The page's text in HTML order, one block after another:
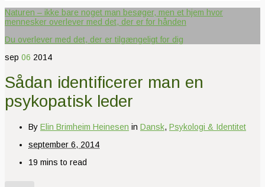
Naturen – ikke bare noget man besøger, men et hjem hvor
mennesker overlever med det, der er for hånden
Du overlever med det, der er tilgængeligt for dig
sep 06 2014
Sådan identificerer man en
psykopatisk leder
By Elin Brimheim Heinesen in Dansk, Psykologi & Identitet
september 6, 2014
19 mins to read